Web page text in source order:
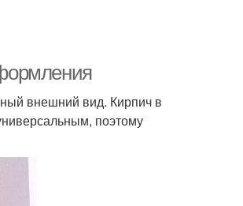
внешний вид. Кирпич в
поэтому